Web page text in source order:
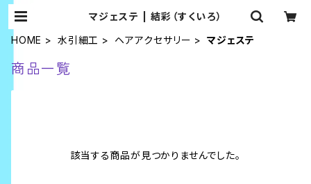
マジェステ | 結彩（すくいろ）
HOME
水引細工 ヘアアクセサリー マジェステ
商品一覧
該当する商品が見つかりませんでした。